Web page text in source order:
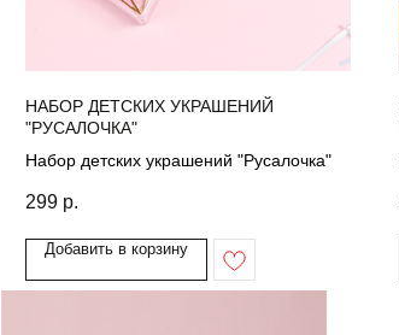
НАБОР ДЕТСКИХ УКРАШЕНИЙ
"РУСАЛОЧКА"
Набор детских украшений "Русалочка"
299 р.
Добавить в корзину